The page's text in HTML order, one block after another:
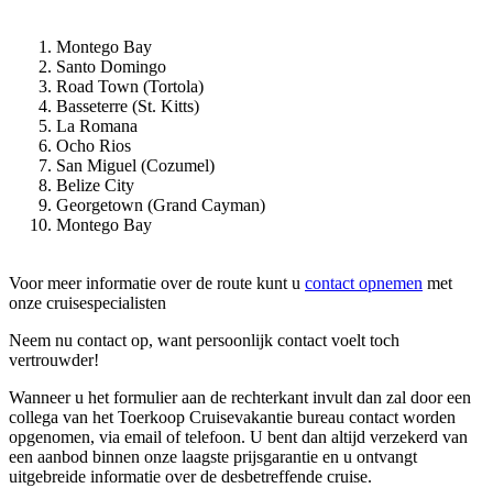
Montego Bay
Santo Domingo
Road Town (Tortola)
Basseterre (St. Kitts)
La Romana
Ocho Rios
San Miguel (Cozumel)
Belize City
Georgetown (Grand Cayman)
Montego Bay
Voor meer informatie over de route kunt u contact opnemen met
onze cruisespecialisten
Neem nu contact op, want persoonlijk contact voelt toch
vertrouwder!
Wanneer u het formulier aan de rechterkant invult dan zal door een
collega van het Toerkoop Cruisevakantie bureau contact worden
opgenomen, via email of telefoon. U bent dan altijd verzekerd van
een aanbod binnen onze laagste prijsgarantie en u ontvangt
uitgebreide informatie over de desbetreffende cruise.